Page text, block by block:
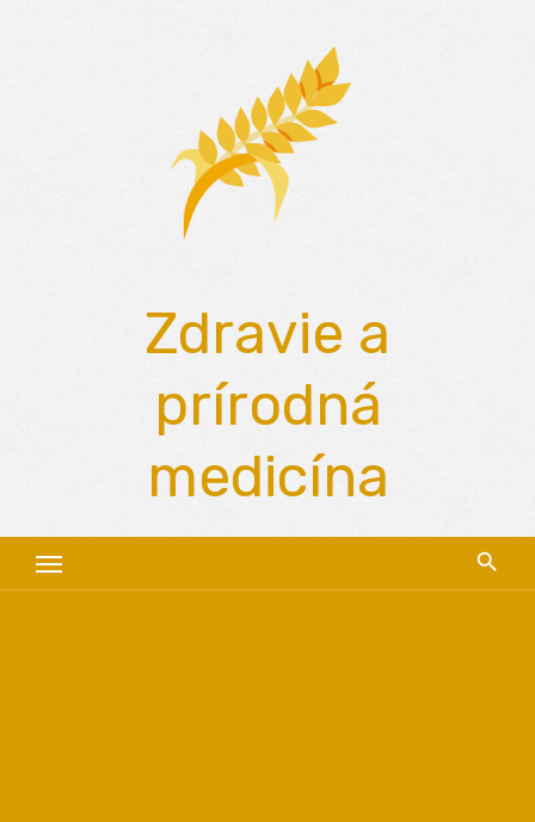
Zdravie a
prírodná
medicína